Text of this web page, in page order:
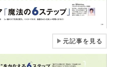
▶元記事を見る